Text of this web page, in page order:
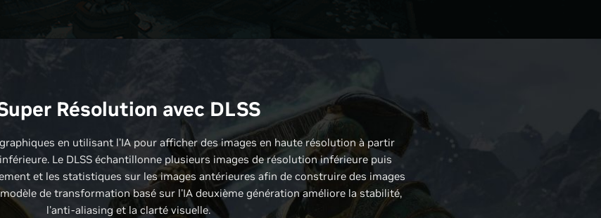
Résolution avec DLSS
en utilisant l’IA pour afficher des images en haute résolution à partir
Le DLSS échantillonne plusieurs images de résolution inférieure puis
et les statistiques sur les images antérieures afin de construire des images
de transformation basé sur l'IA deuxième génération améliore la stabilité,
l'anti-aliasing et la clarté visuelle.